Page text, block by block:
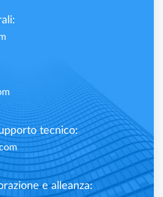
tecnico:
e alleanza: